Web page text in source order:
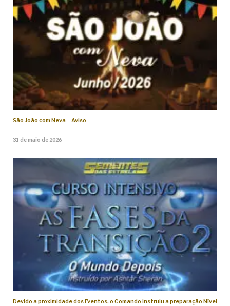
São João com Neva – Aviso
31 de maio de 2026
Devido a proximidade dos Eventos, o Comando instruiu a preparação Nível